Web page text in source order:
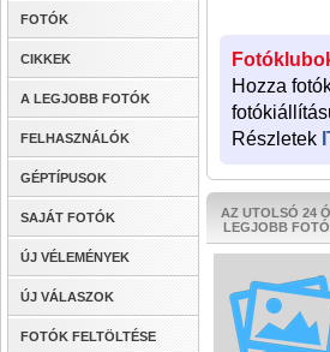
FOTÓK
CIKKEK
A LEGJOBB FOTÓK
FELHASZNÁLÓK
GÉPTÍPUSOK
SAJÁT FOTÓK
ÚJ VÉLEMÉNYEK
ÚJ VÁLASZOK
FOTÓK FELTÖLTÉSE
Hozza
Részletek
AZ UTOLSÓ 24
LEGJOBB